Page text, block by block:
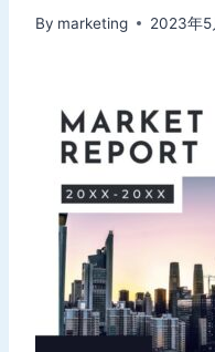
By marketing 2023年5